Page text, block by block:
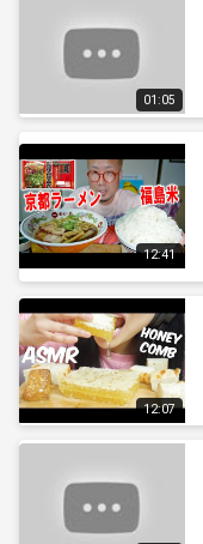
01:05
12:41
12:07